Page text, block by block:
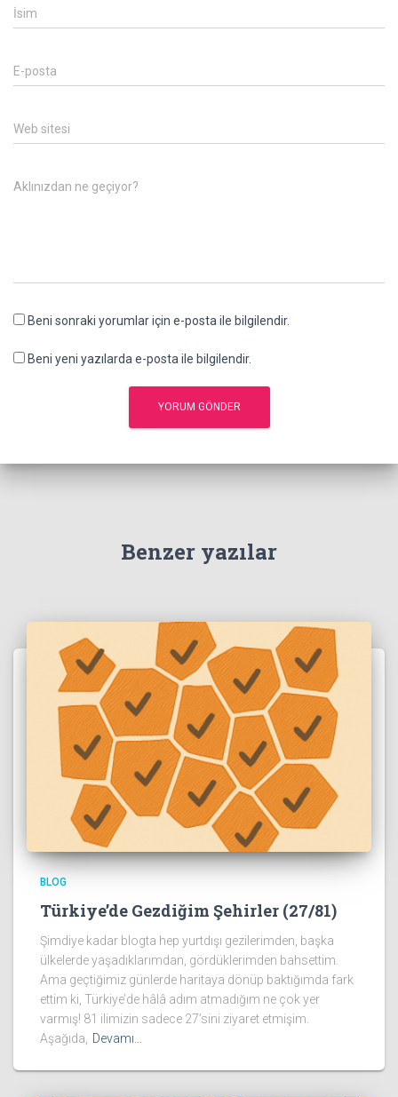
İsim
E-posta
Web sitesi
Aklınızdan ne geçiyor?
Beni sonraki yorumlar için e-posta ile bilgilendir.
Beni yeni yazılarda e-posta ile bilgilendir.
Benzer yazılar
BLOG
Türkiye’de Gezdiğim Şehirler (27/81)
Şimdiye kadar blogta hep yurtdışı gezilerimden, başka
ülkelerde yaşadıklarımdan, gördüklerimden bahsettim.
Ama geçtiğimiz günlerde haritaya dönüp baktığımda fark
ettim ki, Türkiye’de hâlâ adım atmadığım ne çok yer
varmış! 81 ilimizin sadece 27’sini ziyaret etmişim.
Aşağıda,
Devamı…